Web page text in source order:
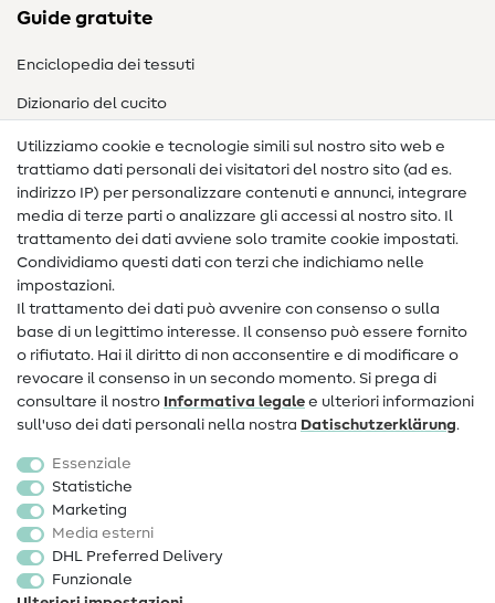
Guide gratuite
Enciclopedia dei tessuti
Dizionario del cucito
Nähanleitungen
Assistenza e contatto
Contatto
Informazioni sul nuovo proprietario
FAQ
Diritto di recesso
Popolare
Accessori cucito
Sale
Utilizziamo cookie e tecnologie simili sul nostro sito web e
trattiamo dati personali dei visitatori del nostro sito (ad es.
indirizzo IP) per personalizzare contenuti e annunci, integrare
media di terze parti o analizzare gli accessi al nostro sito. Il
trattamento dei dati avviene solo tramite cookie impostati.
Condividiamo questi dati con terzi che indichiamo nelle
impostazioni.
Il trattamento dei dati può avvenire con consenso o sulla
base di un legittimo interesse. Il consenso può essere fornito
o rifiutato. Hai il diritto di non acconsentire e di modificare o
revocare il consenso in un secondo momento. Si prega di
consultare il nostro Informativa legale e ulteriori informazioni
sull'uso dei dati personali nella nostra Dati­schutz­erklärung.
Essenziale
Statistiche
Marketing
Media esterni
DHL Preferred Delivery
Funzionale